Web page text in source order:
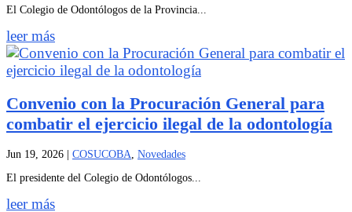
El Colegio de Odontólogos de la Provincia...
leer más
Convenio con la Procuración General para
combatir el ejercicio ilegal de la odontología
Jun 19, 2026 COSUCOBA, Novedades
El presidente del Colegio de Odontólogos...
leer más